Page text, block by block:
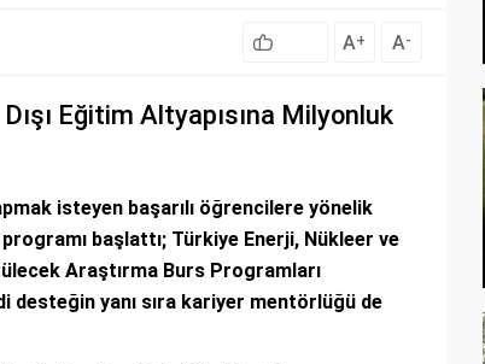
A+ A-
Eğitim Altyapısına Milyonluk
isteyen başarılı öğrencilere yönelik
başlattı; Türkiye Enerji, Nükleer ve
Araştırma Burs Programları
desteğin yanı sıra kariyer mentörlüğü de